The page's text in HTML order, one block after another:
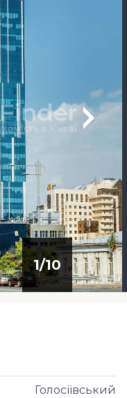
1/10
Голосіївський